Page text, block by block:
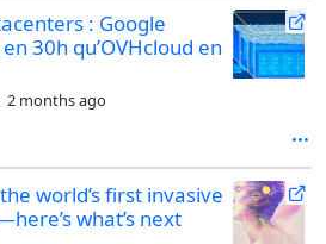
: Google
30h qu’OVHcloud en
2 months ago
world’s first invasive
what’s next